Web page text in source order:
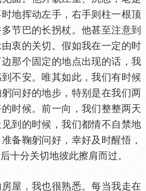
地挥动左手，右手则柱一根顶
节巴的长拐杖。他甚至注意到
衷的关切。假如我在一定的时
那个固定的地点出现的话，我
不安。唯其如此，我们有时候
问好的地步，特别是在我们两
时候。前一向，我们整整两天
到的时候，我们都情不自禁地
备鞠躬问好，幸好及时醒悟，
十分关切地彼此擦肩而过。
，我也很熟悉。每当我走在